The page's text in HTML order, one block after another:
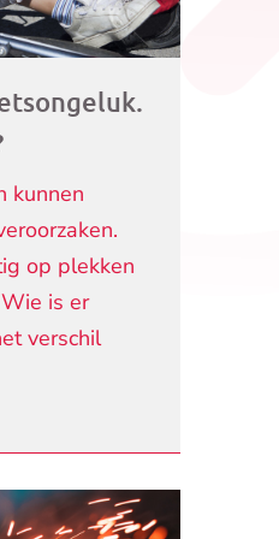
kunnen
op plekken
is er
verschil